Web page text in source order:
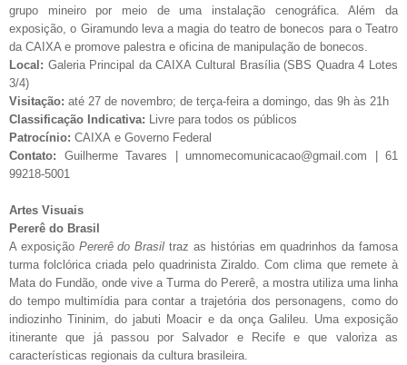
grupo mineiro por meio de uma instalação cenográfica. Além da
exposição, o Giramundo leva a magia do teatro de bonecos para o Teatro
da CAIXA e promove palestra e oficina de manipulação de bonecos.
Local: Galeria Principal da CAIXA Cultural Brasília (SBS Quadra 4 Lotes
3/4)
Visitação: até 27 de novembro; de terça-feira a domingo, das 9h às 21h
Classificação Indicativa: Livre para todos os públicos
Patrocínio: CAIXA e Governo Federal
Contato: Guilherme Tavares | umnomecomunicacao@gmail.com | 61
99218-5001
Artes Visuais
Pererê do Brasil
A exposição Pererê do Brasil traz as histórias em quadrinhos da famosa
turma folclórica criada pelo quadrinista Ziraldo. Com clima que remete à
Mata do Fundão, onde vive a Turma do Pererê, a mostra utiliza uma linha
do tempo multimídia para contar a trajetória dos personagens, como do
indiozinho Tininim, do jabuti Moacir e da onça Galileu. Uma exposição
itinerante que já passou por Salvador e Recife e que valoriza as
características regionais da cultura brasileira.